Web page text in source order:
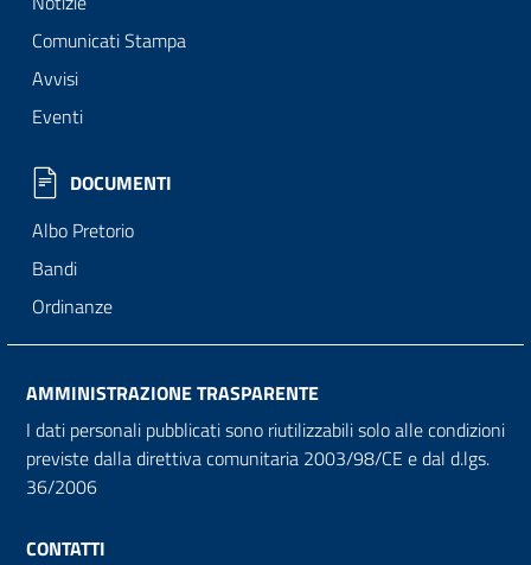
Comunicati Stampa
Avvisi
Eventi
DOCUMENTI
Albo Pretorio
Bandi
Ordinanze
AMMINISTRAZIONE TRASPARENTE
I dati personali pubblicati sono riutilizzabili solo alle condizioni
previste dalla direttiva comunitaria 2003/98/CE e dal d.lgs.
36/2006
CONTATTI